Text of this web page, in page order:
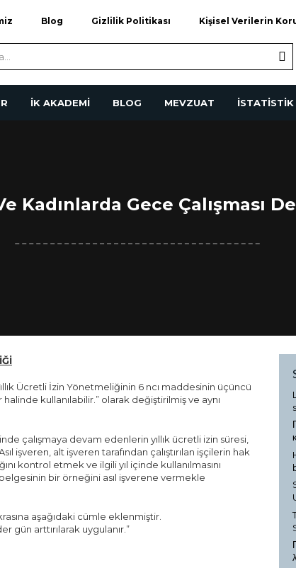
Blog Gizlilik Politikası Kişisel Verilerin
İK AKADEMİ BLOG MEVZUAT İSTATİSTİK
Kadınlarda Gece Çalışması
Ücretli İzin Yönetmeliğinin 6 ncı maddesinin üçüncü
kullanılabilir.” olarak değiştirilmiş ve aynı
çalışmaya devam edenlerin yıllık ücretli izin süresi,
işveren, alt işveren tarafından çalıştırılan işçilerin hak
kontrol etmek ve ilgili yıl içinde kullanılmasını
bir örneğini asıl işverene vermekle
aşağıdaki cümle eklenmiştir.
gün arttırılarak uygulanır.”